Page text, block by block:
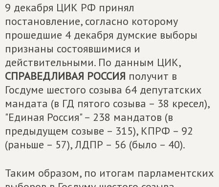
9 декабря ЦИК РФ принял
постановление, согласно которому
прошедшие 4 декабря думские выборы
признаны состоявшимися и
действительными. По данным ЦИК,
СПРАВЕДЛИВАЯ РОССИЯ получит в
Госдуме шестого созыва 64 депутатских
мандата (в ГД пятого созыва – 38 кресел),
"Единая Россия" – 238 мандатов (в
предыдущем созыве – 315), КПРФ – 92
(раньше – 57), ЛДПР – 56 (было – 40).
Таким образом, по итогам парламентских